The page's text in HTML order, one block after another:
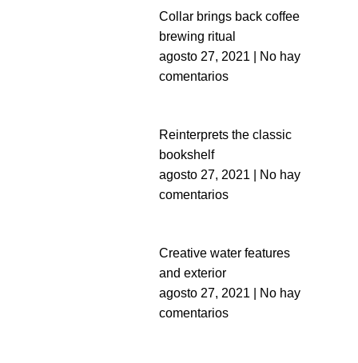
Collar brings back coffee
brewing ritual
agosto 27, 2021
No hay
comentarios
Reinterprets the classic
bookshelf
agosto 27, 2021
No hay
comentarios
Creative water features
and exterior
agosto 27, 2021
No hay
comentarios